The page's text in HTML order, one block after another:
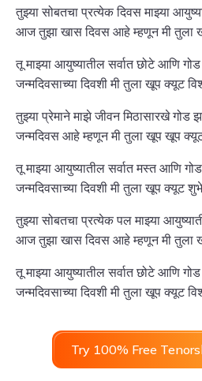
तुझ्या सोबतचा प्रत्येक दिवस माझ्या
आज तुझा खास दिवस आहे म्हणून मी तुला
तू माझ्या आयुष्यातील सर्वात छोटे आणि
जन्मदिवसाच्या दिवशी मी तुला खूप क्यूट
तुझ्या प्रेमाने माझे जीवन मिठासारखे
जन्मदिवस आहे म्हणून मी तुला खूप खूप
तू माझ्या आयुष्यातील सर्वात मस्त आणि
जन्मदिवसाच्या दिवशी मी तुला खूप क्यूट
तुझ्या सोबतचा प्रत्येक पल माझ्या
आज तुझा खास दिवस आहे म्हणून मी तुला
तू माझ्या आयुष्यातील सर्वात छोटे आणि
जन्मदिवसाच्या दिवशी मी तुला खूप क्यूट
Try 100% Free